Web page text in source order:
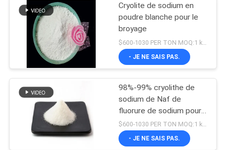
Cryolite de sodium en
poudre blanche pour le
broyage
- JE NE SAIS PAS.
98%-99% cryolithe de
sodium de Naf de
fluorure de sodium pour
l'électrolyse en aluminium$600-1030 PER TON MOQ:1 kg ou plus
- JE NE SAIS PAS.